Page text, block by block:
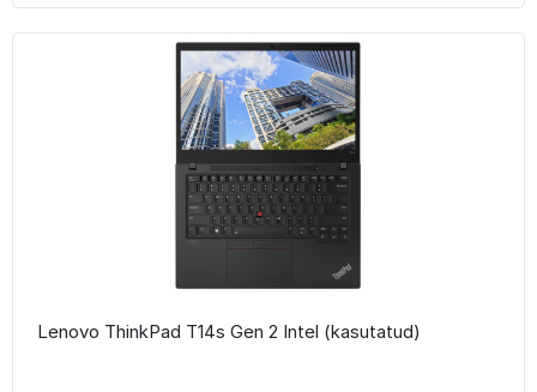
Lenovo ThinkPad T14s Gen 2 Intel (kasutatud)